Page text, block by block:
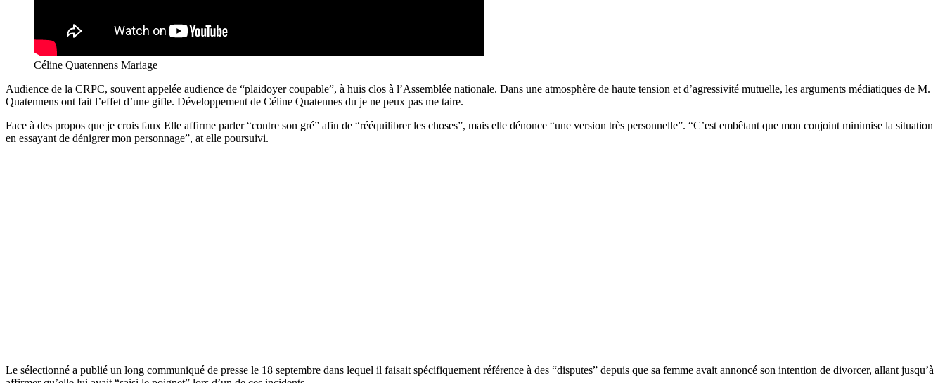
Céline Quatennens Mariage
Audience de la CRPC, souvent appelée audience de “plaidoyer coupable”, à huis clos à l’Assemblée nationale. Dans une atmosphère de haute tension et d’agressivité mutuelle, les arguments médiatiques de M.
Quatennens ont fait l’effet d’une gifle. Développement de Céline Quatennes du je ne peux pas me taire.
Face à des propos que je crois faux Elle affirme parler “contre son gré” afin de “rééquilibrer les choses”, mais elle dénonce “une version très personnelle”. “C’est embêtant que mon conjoint minimise la situation
en essayant de dénigrer mon personnage”, at elle poursuivi.
Le sélectionné a publié un long communiqué de presse le 18 septembre dans lequel il faisait spécifiquement référence à des “disputes” depuis que sa femme avait annoncé son intention de divorcer, allant jusqu’à